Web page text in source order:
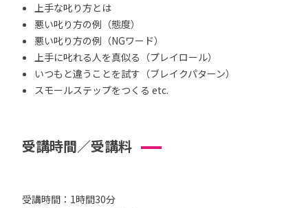
上手な叱り方とは
悪い叱り方の例（態度）
悪い叱り方の例（NGワード）
上手に叱れる人を真似る（プレイロール）
いつもと違うことを試す（ブレイクパターン）
スモールステップをつくる etc.
受講時間／受講料
受講時間：1時間30分